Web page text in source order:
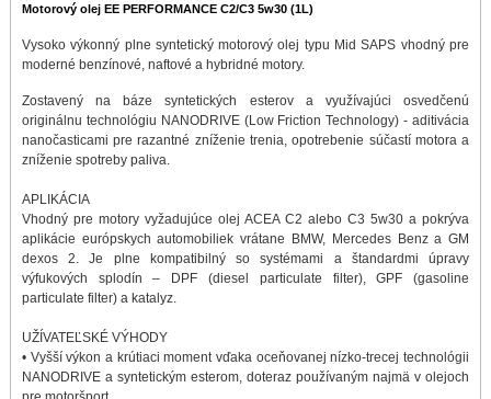
Motorový olej EE PERFORMANCE C2/C3 5w30 (1L)
Vysoko výkonný plne syntetický motorový olej typu Mid SAPS vhodný pre
moderné benzínové, naftové a hybridné motory.
Zostavený na báze syntetických esterov a využívajúci osvedčenú
originálnu technológiu NANODRIVE (Low Friction Technology) - aditivácia
nanočasticami pre razantné zníženie trenia, opotrebenie súčastí motora a
zníženie spotreby paliva.
APLIKÁCIA
Vhodný pre motory vyžadujúce olej ACEA C2 alebo C3 5w30 a pokrýva
aplikácie európskych automobiliek vrátane BMW, Mercedes Benz a GM
dexos 2. Je plne kompatibilný so systémami a štandardmi úpravy
výfukových splodín – DPF (diesel particulate filter), GPF (gasoline
particulate filter) a katalyz.
UŽÍVATEĽSKÉ VÝHODY
• Vyšší výkon a krútiaci moment vďaka oceňovanej nízko-trecej technológii
NANODRIVE a syntetickým esterom, doteraz používaným najmä v olejoch